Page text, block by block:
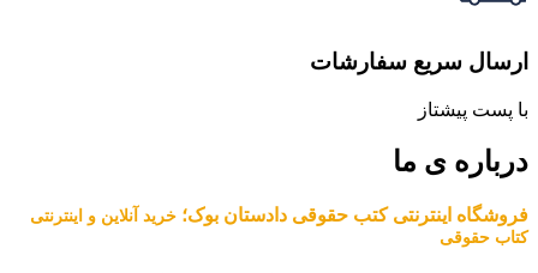
ارسال سریع سفارشات
با پست پیشتاز
درباره ی ما
فروشگاه اینترنتی کتب حقوقی دادستان بوک؛ خرید آنلاین و اینترنتی
کتاب حقوقی